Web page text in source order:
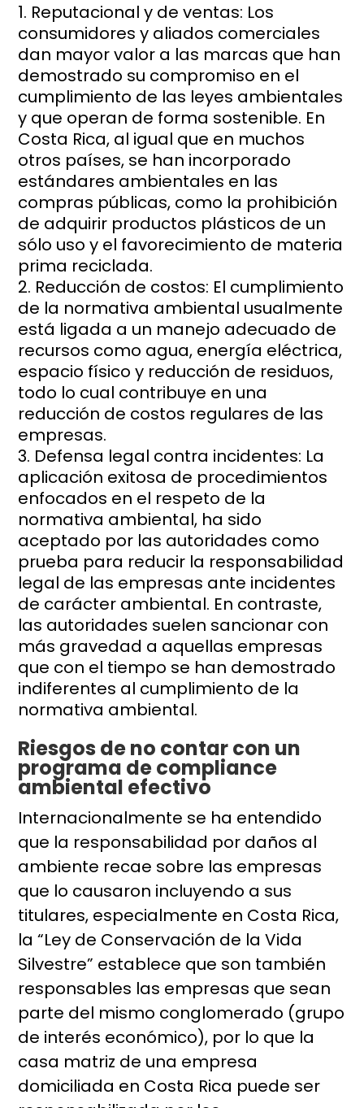
Reputacional y de ventas: Los
consumidores y aliados comerciales
dan mayor valor a las marcas que han
demostrado su compromiso en el
cumplimiento de las leyes ambientales
y que operan de forma sostenible. En
Costa Rica, al igual que en muchos
otros países, se han incorporado
estándares ambientales en las
compras públicas, como la prohibición
de adquirir productos plásticos de un
sólo uso y el favorecimiento de materia
prima reciclada.
Reducción de costos: El cumplimiento
de la normativa ambiental usualmente
está ligada a un manejo adecuado de
recursos como agua, energía eléctrica,
espacio físico y reducción de residuos,
todo lo cual contribuye en una
reducción de costos regulares de las
empresas.
Defensa legal contra incidentes: La
aplicación exitosa de procedimientos
enfocados en el respeto de la
normativa ambiental, ha sido
aceptado por las autoridades como
prueba para reducir la responsabilidad
legal de las empresas ante incidentes
de carácter ambiental. En contraste,
las autoridades suelen sancionar con
más gravedad a aquellas empresas
que con el tiempo se han demostrado
indiferentes al cumplimiento de la
normativa ambiental.
Riesgos de no contar con un
programa de compliance
ambiental efectivo
Internacionalmente se ha entendido
que la responsabilidad por daños al
ambiente recae sobre las empresas
que lo causaron incluyendo a sus
titulares, especialmente en Costa Rica,
la “Ley de Conservación de la Vida
Silvestre” establece que son también
responsables las empresas que sean
parte del mismo conglomerado (grupo
de interés económico), por lo que la
casa matriz de una empresa
domiciliada en Costa Rica puede ser